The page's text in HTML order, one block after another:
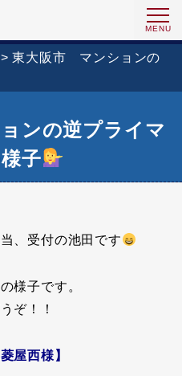
>東大阪市 マンションの
ンの逆プライマ
子
、受付の池田です
の様子です。
ぞ！！
屋西様】